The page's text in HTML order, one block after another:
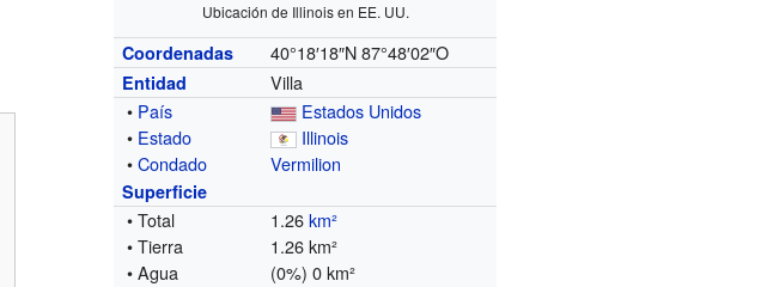
Ubicación de Illinois en EE. UU.
Coordenadas 40°18′18″N 87°48′02″O
Entidad
Villa
• País
Estados Unidos
• Estado
Illinois
•Condado Vermilion
Superficie
• Total 1.26km²
• Tierra
1.26 km²
• Agua
(0%) 0 km²